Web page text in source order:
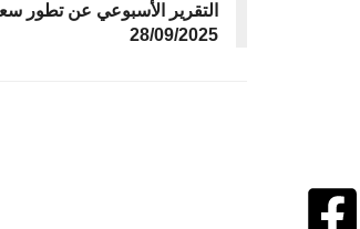
التقرير الأسبوعي عن تطور
28/09/2025